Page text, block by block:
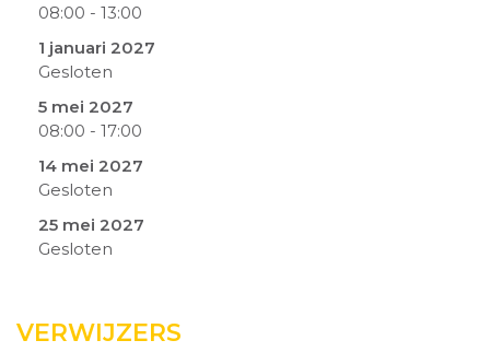
08:00 - 13:00
1 januari 2027
Gesloten
5 mei 2027
08:00 - 17:00
14 mei 2027
Gesloten
25 mei 2027
Gesloten
VERWIJZERS